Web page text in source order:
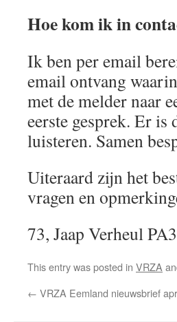
Hoe kom ik in
Ik ben per email
email ontvang
met de melder naar
eerste gesprek. Er is
luisteren. Samen
Uiteraard zijn het
vragen en
73, Jaap Verheul
This entry was posted in VRZA
← VRZA Eemland nieuwsbrief